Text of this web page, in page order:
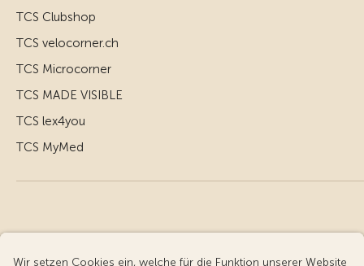
TCS Clubshop
TCS velocorner.ch
TCS Microcorner
TCS MADE VISIBLE
TCS lex4you
TCS MyMed